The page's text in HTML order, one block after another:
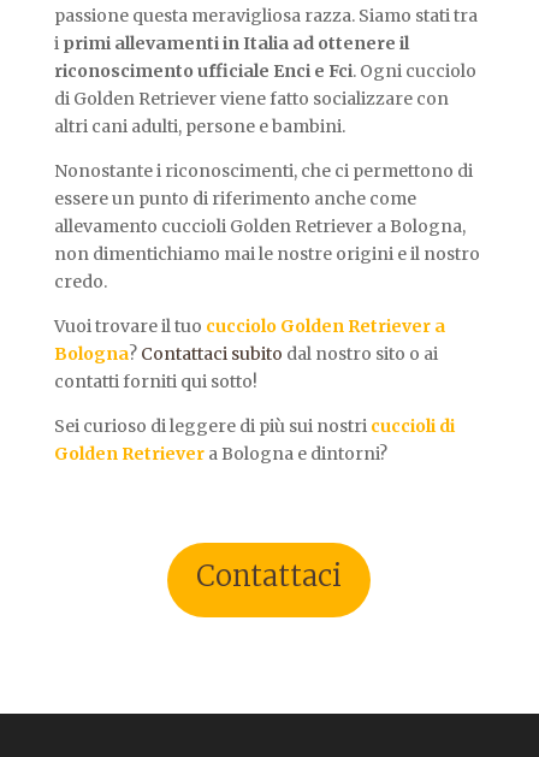
passione questa meravigliosa razza. Siamo stati tra
i primi allevamenti in Italia ad ottenere il
riconoscimento ufficiale Enci e Fci. Ogni cucciolo
di Golden Retriever viene fatto socializzare con
altri cani adulti, persone e bambini.
Nonostante i riconoscimenti, che ci permettono di
essere un punto di riferimento anche come
allevamento cuccioli Golden Retriever a Bologna,
non dimentichiamo mai le nostre origini e il nostro
credo.
Vuoi trovare il tuo cucciolo Golden Retriever a
Bologna? Contattaci subito dal nostro sito o ai
contatti forniti qui sotto!
Sei curioso di leggere di più sui nostri cuccioli di
Golden Retriever a Bologna e dintorni?
Contattaci